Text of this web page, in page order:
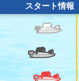
スタート情報